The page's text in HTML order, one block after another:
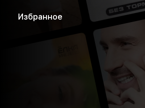
Избранное